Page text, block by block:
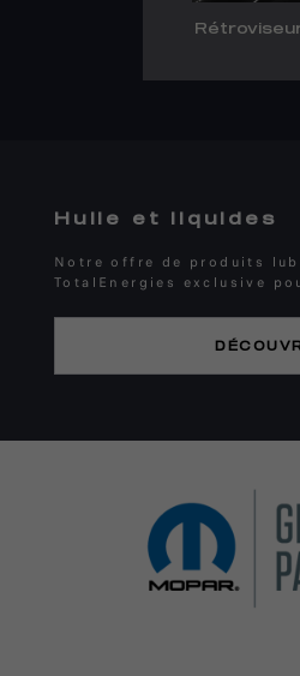
Huile et liquides
Notre offre de produits
TotalEnergies exclusive